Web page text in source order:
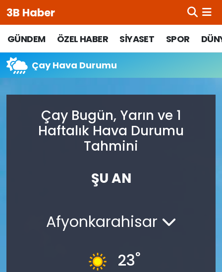
3B Haber
GÜNDEM ÖZEL HABER SİYASET SPOR
Çay Hava Durumu
Çay Bugün, Yarın ve 1
Haftalık Hava Durumu
Tahmini
ŞU AN
Afyonkarahisar
23°
Beypazarı Hava Durumu
Beypazarı Trafik Yoğunluk Haritası
Tüm Manşetler
Son Dakika Haberleri